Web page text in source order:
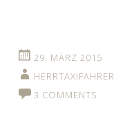
29. MÄRZ 2015
HERRTAXIFAHRER
3 COMMENTS